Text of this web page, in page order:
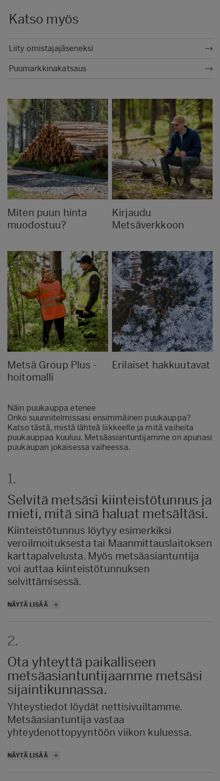
Katso myös
Liity omistajajäseneksi
Puumarkkinakatsaus
Miten puun hinta
muodostuu?
Kirjaudu
Metsäverkkoon
Metsä Group Plus -
hoitomalli
Erilaiset hakkuutavat
Näin puukauppa etenee
Onko suunnitelmissasi ensimmäinen puukauppa?
Katso tästä, mistä lähteä liikkeelle ja mitä vaiheita
puukauppaa kuuluu. Metsäasiantuntijamme on apunasi
puukaupan jokaisessa vaiheessa.
1.
Selvitä metsäsi kiinteistötunnus ja
mieti, mitä sinä haluat metsältäsi.
Kiinteistötunnus löytyy esimerkiksi
veroilmoituksesta tai Maanmittauslaitoksen
karttapalvelusta. Myös metsäasiantuntija
voi auttaa kiinteistötunnuksen
selvittämisessä.
Selvitä omat tavoitteesi ja toiveesi, koska se
ehdotuksen. Ammattitaitoinen
metsäsi saadaan parhaaseen kasvuun ja
tuottoon.
NÄYTÄ LISÄÄ
2.
Ota yhteyttä paikalliseen
metsäasiantuntijaamme metsäsi
sijaintikunnassa.
Yhteystiedot löydät nettisivuiltamme.
Metsäasiantuntija vastaa
yhteydenottopyyntöön viikon kuluessa.
Hae lähin metsäasiantuntijamme täältä.
NÄYTÄ LISÄÄ